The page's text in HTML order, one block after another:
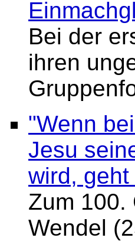
Bei der
ihren
"Wenn
Jesu
wird,
Zum 100.
Wendel